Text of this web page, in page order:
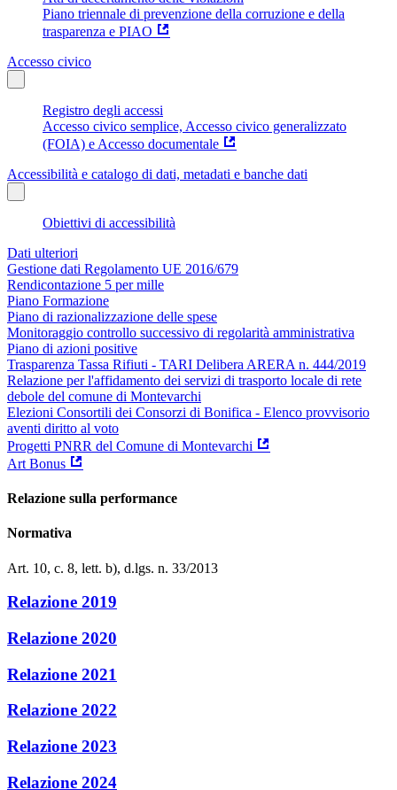
Piano triennale di prevenzione della corruzione e della
trasparenza e PIAO
Accesso civico
Registro degli accessi
Accesso civico semplice, Accesso civico generalizzato
(FOIA) e Accesso documentale
Accessibilità e catalogo di dati, metadati e banche dati
Obiettivi di accessibilità
Dati ulteriori
Gestione dati Regolamento UE 2016/679
Rendicontazione 5 per mille
Piano Formazione
Piano di razionalizzazione delle spese
Monitoraggio controllo successivo di regolarità amministrativa
Piano di azioni positive
Trasparenza Tassa Rifiuti - TARI Delibera ARERA n. 444/2019
Relazione per l'affidamento dei servizi di trasporto locale di rete
debole del comune di Montevarchi
Elezioni Consortili dei Consorzi di Bonifica - Elenco provvisorio
aventi diritto al voto
Progetti PNRR del Comune di Montevarchi
Art Bonus
Relazione sulla performance
Normativa
Art. 10, c. 8, lett. b), d.lgs. n. 33/2013
Relazione 2019
Relazione 2020
Relazione 2021
Relazione 2022
Relazione 2023
Relazione 2024